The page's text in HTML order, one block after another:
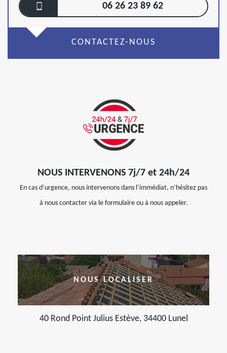
06 26 23 89 62
CONTACTEZ-NOUS
NOUS INTERVENONS 7j/7 et 24h/24
En cas d’urgence, nous intervenons dans l’immédiat, n’hésitez pas
à nous contacter via le formulaire ou à nous appeler.
NOUS LOCALISER
40 Rond Point Julius Estève, 34400 Lunel